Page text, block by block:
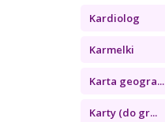
Kardiolog
Karmelki
Karta geogra...
Karty (do gr...